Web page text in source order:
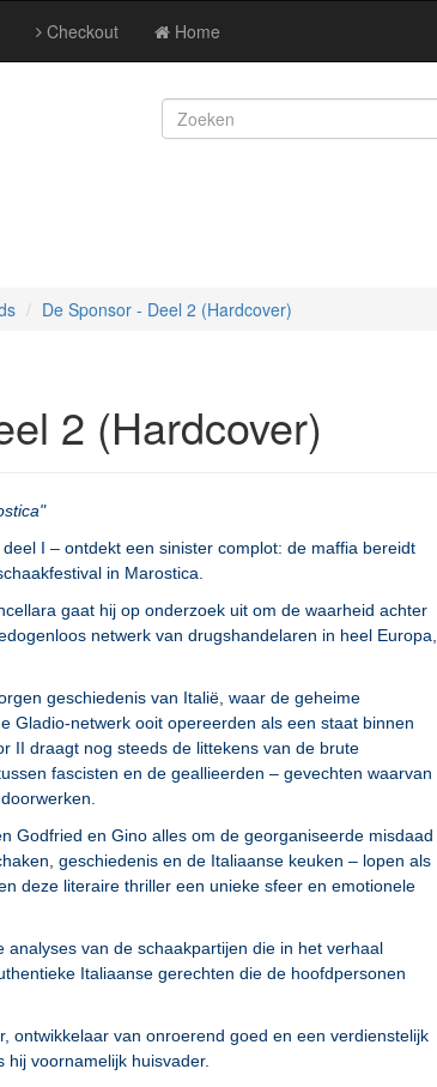
Checkout Home
De Sponsor - Deel 2 (Hardcover)
2 (Hardcover)
I – ontdekt een sinister complot: de maffia bereidt
in Marostica.
gaat hij op onderzoek uit om de waarheid achter
netwerk van drugshandelaren in heel Europa,
geschiedenis van Italië, waar de geheime
Gladio-netwerk ooit opereerden als een staat binnen
II draagt nog steeds de littekens van de brute
fascisten en de geallieerden – gevechten waarvan
Godfried en Gino alles om de georganiseerde misdaad
geschiedenis en de Italiaanse keuken – lopen als
deze literaire thriller een unieke sfeer en emotionele
analyses van de schaakpartijen die in het verhaal
Italiaanse gerechten die de hoofdpersonen
ontwikkelaar van onroerend goed en een verdienstelijk
voornamelijk huisvader.